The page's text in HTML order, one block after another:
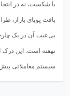
یا شکست، نه در
بافت پویای بازار،
بی‌عیب آن در یک
نهفته است. این
سیستم معاملاتی